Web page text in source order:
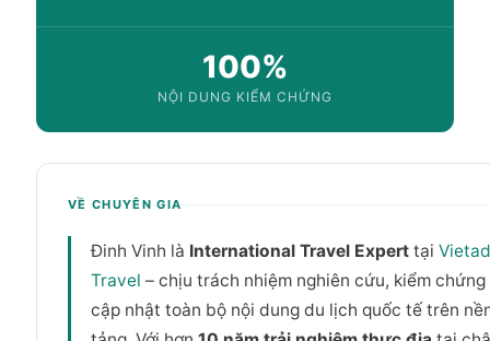
100%
NỘI DUNG KIỂM CHỨNG
VỀ CHUYÊN GIA
Đinh Vinh là International Travel Expert tại
Travel – chịu trách nhiệm nghiên cứu, kiểm chứng
cập nhật toàn bộ nội dung du lịch quốc tế trên